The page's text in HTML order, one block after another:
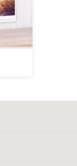
in CEWE myPhotos